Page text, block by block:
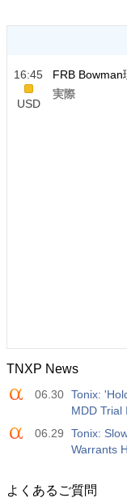
16:45
USD
FRB Bowman
実際
TNXP News
06.30 Tonix:
MDD Trial
06.29
Tonix:
Warrants
よくあるご質問